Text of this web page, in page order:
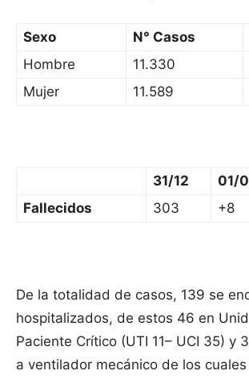
Sexo N° Casos
Hombre
11.330
Mujer
11.589
31/12 01/
Fallecidos
303 +8
De la totalidad de casos, 139 se
hospitalizados, de estos 46 en
Paciente Crítico (UTI 11– UCI 35) y
a ventilador mecánico de los